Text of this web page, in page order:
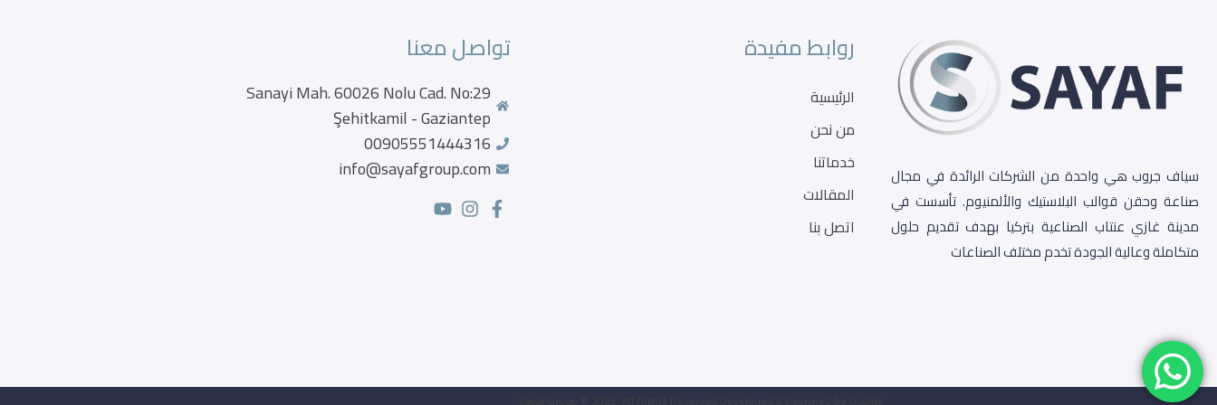
سياف جروب هي واحدة من الشركات الرائدة في مجال
صناعة وحقن قوالب البلاستيك والألمنيوم. تأسست في
مدينة غازي عنتاب الصناعية بتركيا بهدف تقديم حلول
متكاملة وعالية الجودة تخدم مختلف الصناعات
روابط مفيدة
الرئيسية
من نحن
خدماتنا
المقالات
اتصل بنا
تواصل معنا
Sanayi Mah. 60026 Nolu Cad. No:29
Şehitkamil - Gaziantep
00905551444316
info@sayafgroup.com